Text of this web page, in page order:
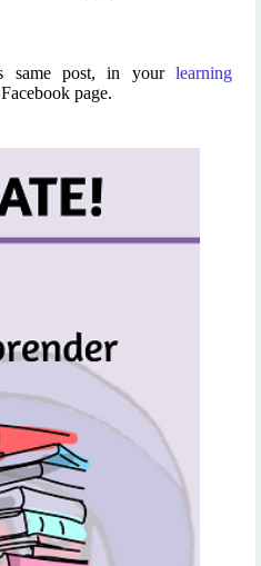
same post, in your learning
page.